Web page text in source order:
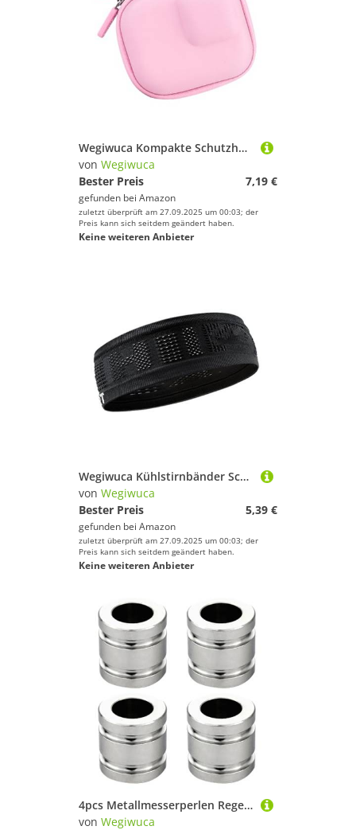
Spaß und Erfolg beim Sportausrüstung!
Handschuhe von Wegiwuca
Wassersportausrüstung von Wegiwuca
Wegiwuca Kompakte Schutzhülle Für Aktion 5PRO/4/3 Kameraszubehör Deckel Leichter Speicherbeutel Mit Multicolor Option Leichtes Action Kamera Beutel
von Wegiwuca
Bester Preis
7,19 €
gefunden bei Amazon
zuletzt überprüft am 27.09.2025 um 00:03; der
Preis kann sich seitdem geändert haben.
Keine weiteren Anbieter
Wegiwuca Kühlstirnbänder Schweißbänder Für Frauen Männer Rennen Radsport Tennis Schweiß Stirnbänder Elastisches Stirnbänder Breites Haarband
von Wegiwuca
Bester Preis
5,39 €
gefunden bei Amazon
zuletzt überprüft am 27.09.2025 um 00:03; der
Preis kann sich seitdem geändert haben.
Keine weiteren Anbieter
4pcs Metallmesserperlen Regenschirm Seil Kabel Outdoor Messer Anhänger Lanyard Perlen Paracord Anhänger Werkzeuge Outdoor Lanyard
von Wegiwuca